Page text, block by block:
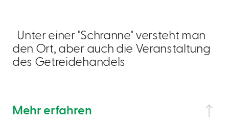
Unter einer "Schranne" versteht man
den Ort, aber auch die Veranstaltung
des Getreidehandels
Mehr erfahren